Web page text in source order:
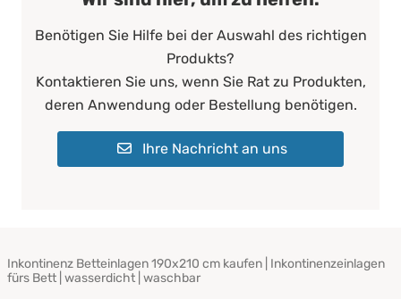
Benötigen Sie Hilfe bei der Auswahl des richtigen
Produkts?
Kontaktieren Sie uns, wenn Sie Rat zu Produkten,
deren Anwendung oder Bestellung benötigen.
Ihre Nachricht an uns
Inkontinenz Betteinlagen 190x210 cm kaufen | Inkontinenzeinlagen
fürs Bett | wasserdicht | waschbar